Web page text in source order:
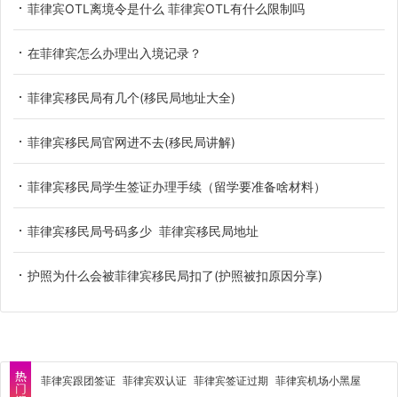
菲律宾OTL离境令是什么 菲律宾OTL有什么限制吗
在菲律宾怎么办理出入境记录？
菲律宾移民局有几个(移民局地址大全)
菲律宾移民局官网进不去(移民局讲解)
菲律宾移民局学生签证办理手续（留学要准备啥材料）
菲律宾移民局号码多少 菲律宾移民局地址
护照为什么会被菲律宾移民局扣了(护照被扣原因分享)
菲律宾跟团签证 菲律宾双认证 菲律宾签证过期 菲律宾机场小黑屋